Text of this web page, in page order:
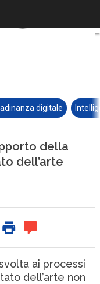
digitale
della
dell’arte
ai processi
dell’arte non